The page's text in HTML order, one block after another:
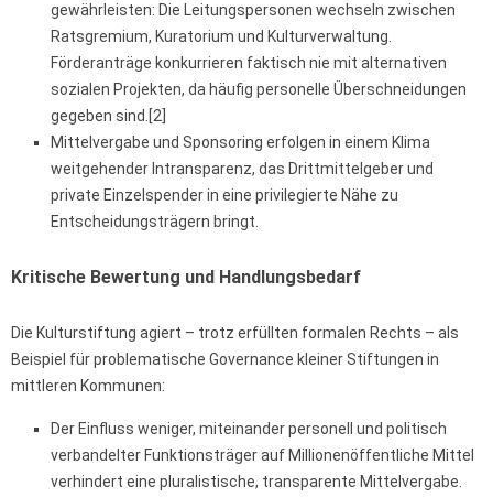
gewährleisten: Die Leitungspersonen wechseln zwischen
Ratsgremium, Kuratorium und Kulturverwaltung.
Förderanträge konkurrieren faktisch nie mit alternativen
sozialen Projekten, da häufig personelle Überschneidungen
gegeben sind.[2]
Mittelvergabe und Sponsoring erfolgen in einem Klima
weitgehender Intransparenz, das Drittmittelgeber und
private Einzelspender in eine privilegierte Nähe zu
Entscheidungsträgern bringt.
Kritische Bewertung und Handlungsbedarf
Die Kulturstiftung agiert – trotz erfüllten formalen Rechts – als
Beispiel für problematische Governance kleiner Stiftungen in
mittleren Kommunen:
Der Einfluss weniger, miteinander personell und politisch
verbandelter Funktionsträger auf Millionenöffentliche Mittel
verhindert eine pluralistische, transparente Mittelvergabe.